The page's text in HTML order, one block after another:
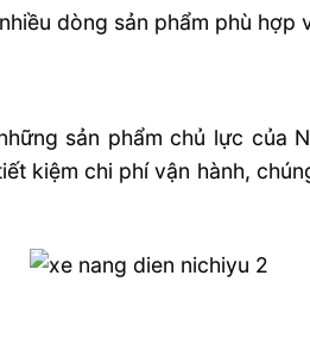
dòng sản phẩm phù
sản phẩm chủ lực của
kiệm chi phí vận hành,